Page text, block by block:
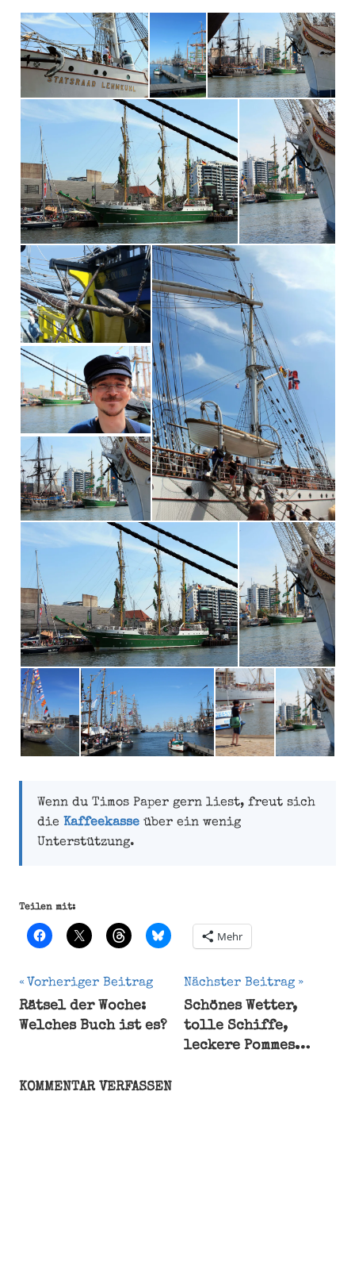
Wenn du Timos Paper gern liest, freut sich
die Kaffeekasseüber ein wenig
Unterstützung.
Teilen mit:
Mehr
Bremerhaven
Sail
Beitragsnavigation
Vorheriger Beitrag
Rätsel der Woche:
Welches Buch ist es?
Nächster Beitrag
Schönes Wetter,
tolle Schiffe,
leckere Pommes…
KOMMENTAR VERFASSEN